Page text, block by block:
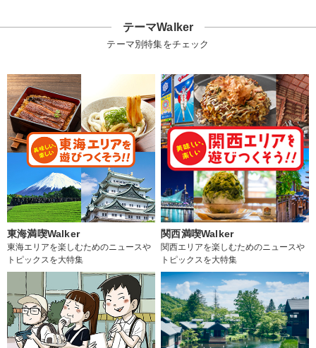
テーマWalker
テーマ別特集をチェック
東海満喫Walker
東海エリアを楽しむためのニュースや
トピックスを大特集
関西満喫Walker
関西エリアを楽しむためのニュースや
トピックスを大特集